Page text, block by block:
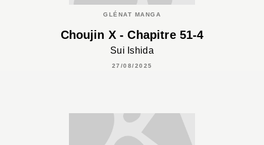
GLÉNAT MANGA
Choujin X - Chapitre 51-4
Sui Ishida
27/08/2025